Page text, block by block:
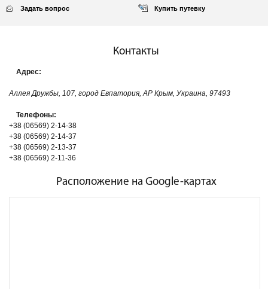
Задать вопрос
Купить путевку
Контакты
Адрес:
Аллея Дружбы, 107, город Евпатория, АР Крым, Украина, 97493
Телефоны:
+38 (06569) 2-14-38
+38 (06569) 2-14-37
+38 (06569) 2-13-37
+38 (06569) 2-11-36
Расположение на Google-картах